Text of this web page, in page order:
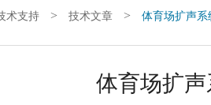
术支持 > 技术文章 > 体育场扩声系
体育场扩